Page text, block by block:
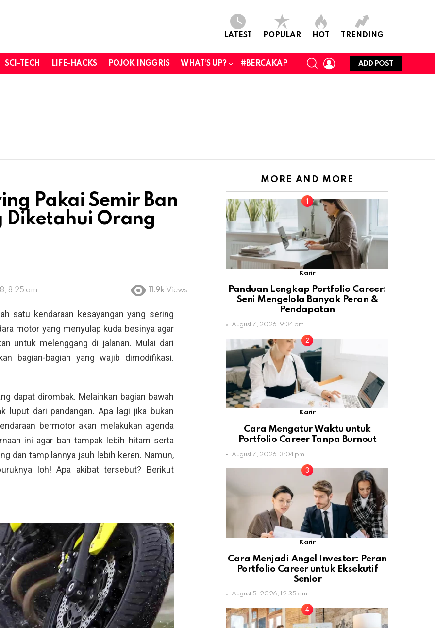
LATEST POPULAR HOT TRENDING
SCI-TECH LIFE-HACKS POJOK INGGRIS WHAT’S UP? #BERCAKAP
SEARCHLOGIN
ADD POST
Pakai Semir Ban
Orang
8:25 am 11.9k Views
satu kendaraan kesayangan yang sering
motor yang menyulap kuda besinya agar
untuk melenggang di jalanan. Mulai dari
bagian-bagian yang wajib dimodifikasi.
dapat dirombak. Melainkan bagian bawah
luput dari pandangan. Apa lagi jika bukan
bermotor akan melakukan agenda
ini agar ban tampak lebih hitam serta
dan tampilannya jauh lebih keren. Namun,
loh! Apa akibat tersebut? Berikut
MORE AND MORE
Karir
Panduan Lengkap Portfolio Career:
Seni Mengelola Banyak Peran &
Pendapatan
August 7, 2026, 9:34 pm
Karir
Cara Mengatur Waktu untuk
Portfolio Career Tanpa Burnout
August 7, 2026, 3:04 pm
Karir
Cara Menjadi Angel Investor: Peran
Portfolio Career untuk Eksekutif
Senior
August 5, 2026, 12:35 am